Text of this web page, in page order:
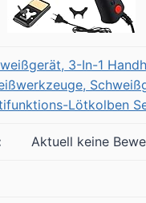
3-In-1
Lötkolben
Aktuell keine